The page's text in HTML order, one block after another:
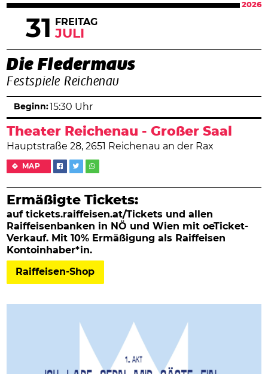
2026
31 FREITAG
JULI
Die Fledermaus
Festspiele Reichenau
Theater Reichenau - Großer Saal
Hauptstraße 28, 2651 Reichenau an der Rax
MAP
Ermäßigte Tickets:
auf tickets.raiffeisen.at/Tickets und allen
Raiffeisenbanken in NÖ und Wien mit oeTicket-
Verkauf. Mit 10% Ermäßigung als Raiffeisen
Kontoinhaber*in.
Raiffeisen-Shop
Beginn: 15:30 Uhr